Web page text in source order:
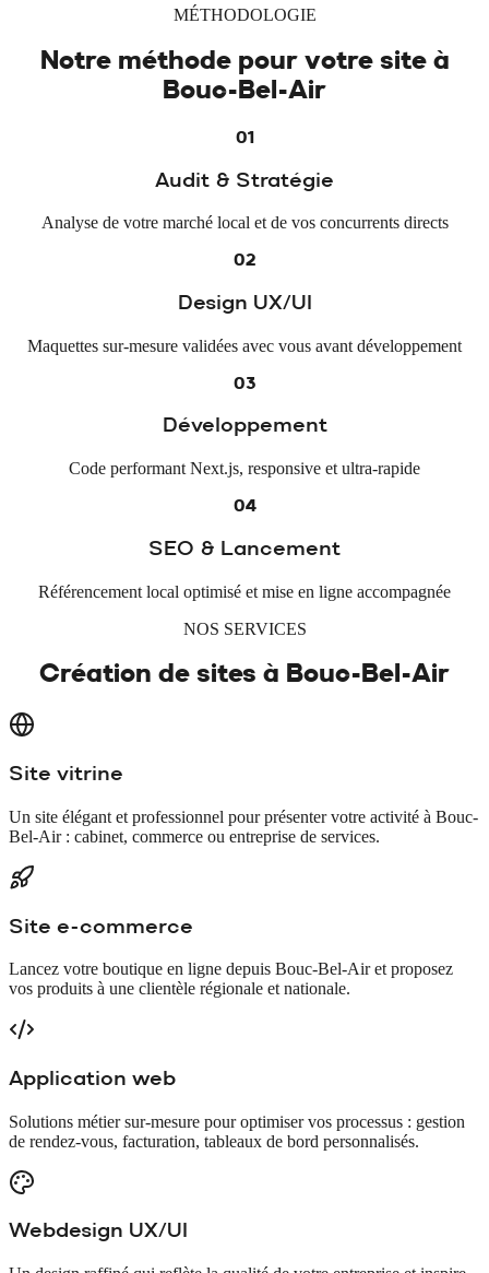
MÉTHODOLOGIE
Notre méthode pour votre site à
Bouc-Bel-Air
01
Audit & Stratégie
Analyse de votre marché local et de vos concurrents directs
02
Design UX/UI
Maquettes sur-mesure validées avec vous avant développement
03
Développement
Code performant Next.js, responsive et ultra-rapide
04
SEO & Lancement
Référencement local optimisé et mise en ligne accompagnée
NOS SERVICES
Création de sites à Bouc-Bel-Air
Site vitrine
Un site élégant et professionnel pour présenter votre activité à Bouc-
Bel-Air : cabinet, commerce ou entreprise de services.
Site e-commerce
Lancez votre boutique en ligne depuis Bouc-Bel-Air et proposez
vos produits à une clientèle régionale et nationale.
Application web
Solutions métier sur-mesure pour optimiser vos processus : gestion
de rendez-vous, facturation, tableaux de bord personnalisés.
Webdesign UX/UI